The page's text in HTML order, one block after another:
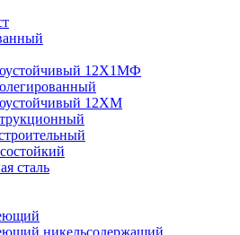
12Х1МФ
12ХМ
сталь
никельсодержащий